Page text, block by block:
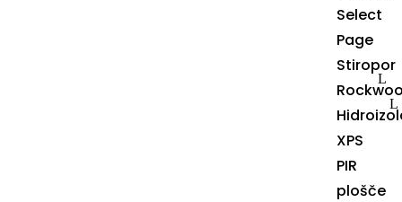
Select
Page
Stiropor
XPS
PIR
plošče